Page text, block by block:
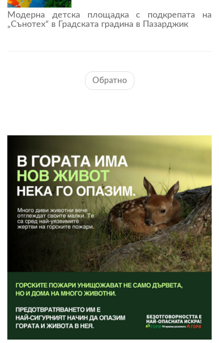
Модерна детска площадка с подкрепата на
„Сънотех“ в Градската градина в Пазарджик
Обратно